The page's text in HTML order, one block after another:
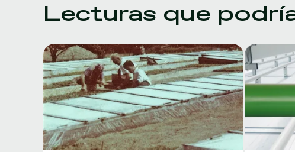
Lecturas que